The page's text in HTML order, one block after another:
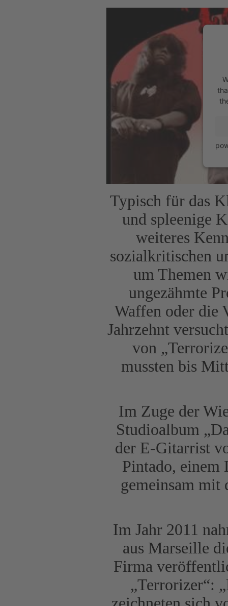
Typisch für das
und spleenige
weiteres
sozialkritischen
um Themen
ungezähmte
Waffen oder die
Jahrzehnt
von
mussten bis
Im Zuge der
Studioalbum
der E-Gitarrist
Pintado, einem
gemeinsam mit
Im Jahr 2011
aus Marseille
Firma
„Terrorizer“: